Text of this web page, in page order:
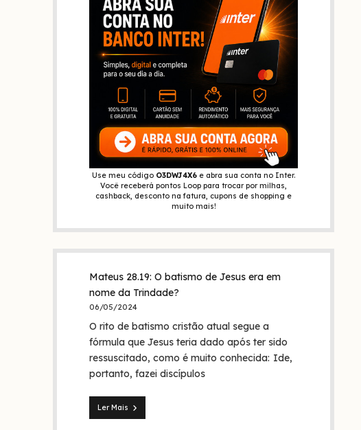
Use meu código O3DWJ4X6 e abra sua conta no Inter.
Você receberá pontos Loop para trocar por milhas,
cashback, desconto na fatura, cupons de shopping e
muito mais!
Mateus 28.19: O batismo de Jesus era em
nome da Trindade?
06/05/2024
O rito de batismo cristão atual segue a
fórmula que Jesus teria dado após ter sido
ressuscitado, como é muito conhecida: Ide,
portanto, fazei discípulos
Ler Mais
Mateus